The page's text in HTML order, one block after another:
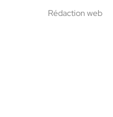
Rédaction web